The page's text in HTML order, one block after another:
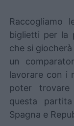
Raccogliamo
biglietti per la
che si
un
lavorare con i
poter
questa
Spagna e